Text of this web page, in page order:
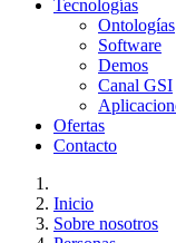
Tecnologías
Ontologías
Software
Demos
Canal GSI
Ofertas
Contacto
Inicio
Sobre nosotros